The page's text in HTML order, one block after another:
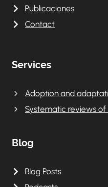
Publicaciones
Contact
Services
Adoption and
Systematic reviews
Blog
Blog Posts